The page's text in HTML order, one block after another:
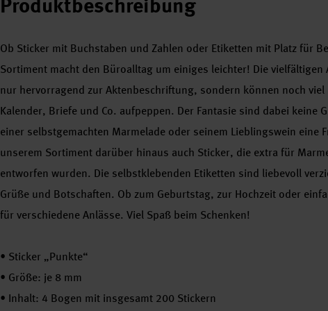
Ob Sticker mit Buchstaben und Zahlen oder Etiketten mit Platz für
Sortiment macht den Büroalltag um einiges leichter! Die
nur hervorragend zur Aktenbeschriftung, sondern können noch
Kalender, Briefe und Co. aufpeppen. Der Fantasie sind dabei keine
einer selbstgemachten Marmelade oder seinem Lieblingswein eine
unserem Sortiment darüber hinaus auch Sticker, die extra für
entworfen wurden. Die selbstklebenden Etiketten sind liebevoll
Grüße und Botschaften. Ob zum Geburtstag, zur Hochzeit oder
für verschiedene Anlässe. Viel Spaß beim Schenken!
• Sticker „Punkte“
• Größe: je 8 mm
• Inhalt: 4 Bogen mit insgesamt 200 Stickern